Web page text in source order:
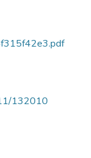
132010